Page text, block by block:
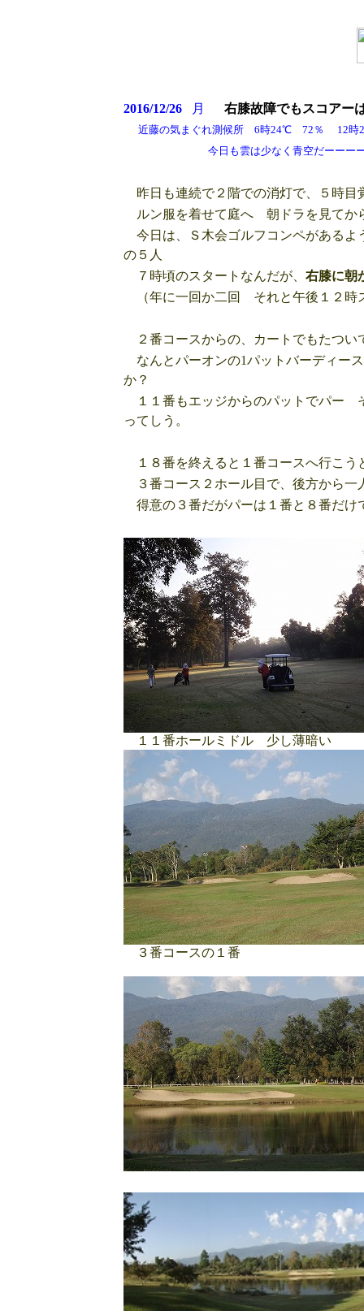
2016/12/26月 右膝故障でもスコアー
近藤の気まぐれ測候所 6時24℃ 72％
今日も雲は少なく青空だーーー
昨日も連続で２階での消灯で、５時目
ルン服を着せて庭へ 朝ドラを見てか
今日は、Ｓ木会ゴルフコンペがあるよ
の５人
７時頃のスタートなんだが、 右膝に朝
（年に一回か二回 それと午後１２時
２番コースからの、カートでもたつい
なんとパーオンの1パットバーディー
か？
１１番もエッジからのパットでパー
ってしう。
１８番を終えると１番コースへ行こう
３番コース２ホール目で、後方から
得意の３番だがパーは１番と８番だけ
１１番ホールミドル 少し薄暗い
３番コースの１番